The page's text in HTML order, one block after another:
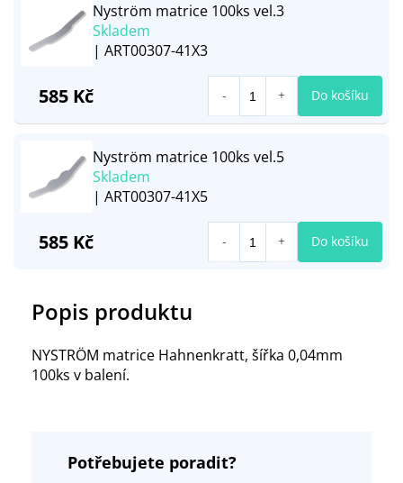
Popis produktu
NYSTRÖM matrice Hahnenkratt, šířka 0,04mm
100ks v balení.
Potřebujete poradit?
Nyström matrice 100ks vel.3
Skladem
| ART00307-41X3
585 Kč Do košíku
Nyström matrice 100ks vel.5
Skladem
| ART00307-41X5
585 Kč Do košíku